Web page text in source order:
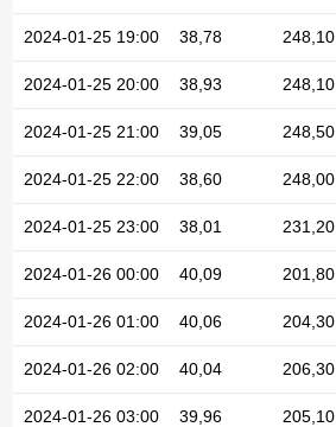
2024-01-25 19:00 38,78 248,10
2024-01-25 20:00 38,93 248,10
2024-01-25 21:00 39,05 248,50
2024-01-25 22:00 38,60 248,00
2024-01-25 23:00 38,01 231,20
2024-01-26 00:00 40,09 201,80
2024-01-26 01:00 40,06 204,30
2024-01-26 02:00 40,04 206,30
2024-01-26 03:00 39,96 205,10